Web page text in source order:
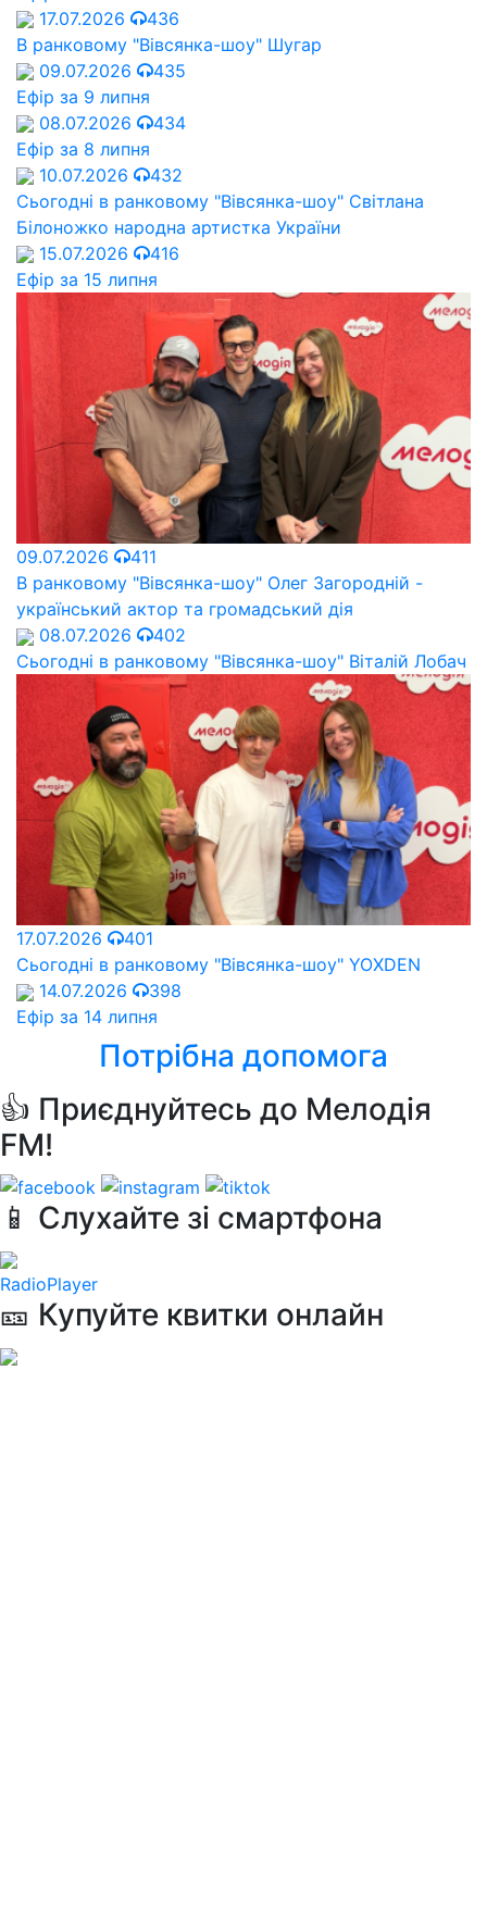
17.07.2026
436
В ранковому "Вівсянка-шоу" Шугар
09.07.2026
435
Ефір за 9 липня
08.07.2026
434
Ефір за 8 липня
10.07.2026
432
Сьогодні в ранковому "Вівсянка-шоу" Cвітлана
Білоножко народна артистка України
15.07.2026
416
Ефір за 15 липня
09.07.2026
411
В ранковому "Вівсянка-шоу" Олег Загородній -
український актор та громадський дія
08.07.2026
402
Сьогодні в ранковому "Вівсянка-шоу" Віталій Лобач
17.07.2026
401
Сьогодні в ранковому "Вівсянка-шоу" YOXDEN
14.07.2026
398
Ефір за 14 липня
Потрібна допомога
👍 Приєднуйтесь до Мелодія
FM!
📱 Слухайте зі смартфона
RadioPlayer
🎫 Купуйте квитки онлайн